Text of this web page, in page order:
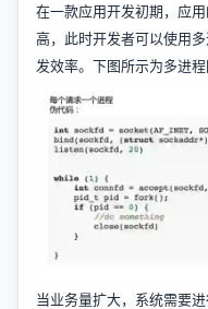
在一款应用开发初期，应
高，此时开发者可以使用
发效率。下图所示为多进程
当业务量扩大，系统需要